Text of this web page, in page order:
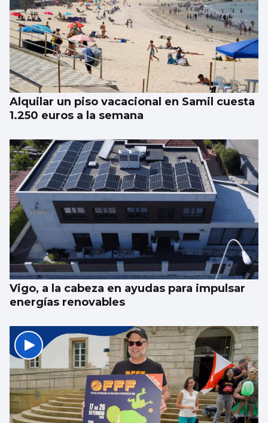
Alquilar un piso vacacional en Samil cuesta
1.250 euros a la semana
Vigo, a la cabeza en ayudas para impulsar
energías renovables